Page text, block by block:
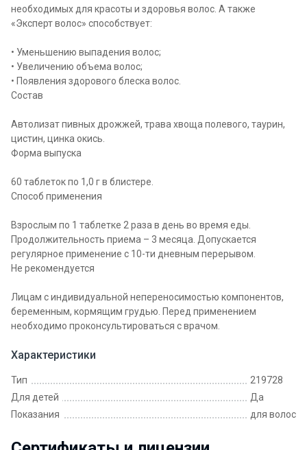
необходимых для красоты и здоровья волос. А также
«Эксперт волос» способствует:
• Уменьшению выпадения волос;
• Увеличению объема волос;
• Появления здорового блеска волос.
Состав
Автолизат пивных дрожжей, трава хвоща полевого, таурин,
цистин, цинка окись.
Форма выпуска
60 таблеток по 1,0 г в блистере.
Способ применения
Взрослым по 1 таблетке 2 раза в день во время еды.
Продолжительность приема – 3 месяца. Допускается
регулярное применение с 10-ти дневным перерывом.
Не рекомендуется
Лицам с индивидуальной непереносимостью компонентов,
беременным, кормящим грудью. Перед применением
необходимо проконсультироваться с врачом.
Характеристики
Тип
219728
Для детей
Да
Показания
для волос